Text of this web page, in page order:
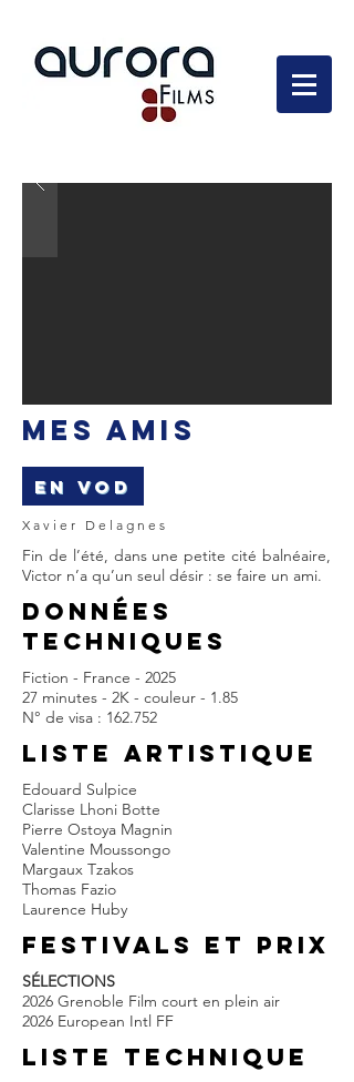
MES AMIS
EN VOD
Xavier Delagnes
Fin de l’été, dans une petite cité balnéaire,
Victor n’a qu’un seul désir : se faire un ami.
DONNÉES
TECHNIQUES
Fiction - France - 2025
27 minutes - 2K - couleur - 1.85
N° de visa : 162.752
LISTE ARTISTIQUE
Edouard Sulpice
Clarisse Lhoni Botte
Pierre Ostoya Magnin
Valentine Moussongo
Margaux Tzakos
Thomas Fazio
Laurence Huby
FESTIVALS et prix
SÉLECTIONS
2026 Grenoble Film court en plein air
2026 European Intl FF
liste techniQUE